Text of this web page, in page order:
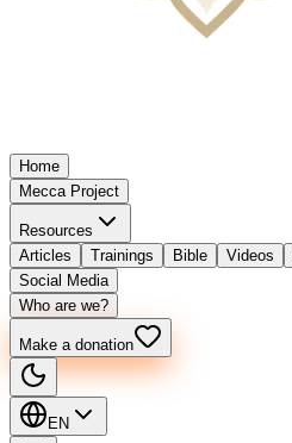
Home
Mecca Project
Resources
Articles
Trainings Bible Videos
Social Media
Who are we?
Make a donation
EN